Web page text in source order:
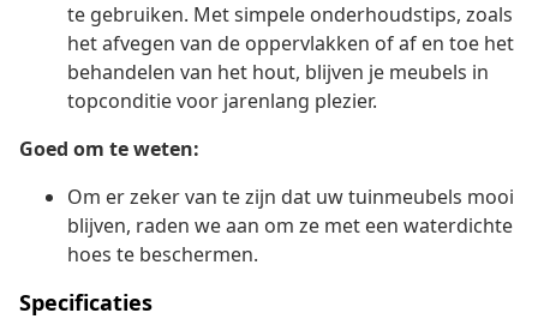
te gebruiken. Met simpele onderhoudstips, zoals
het afvegen van de oppervlakken of af en toe het
behandelen van het hout, blijven je meubels in
topconditie voor jarenlang plezier.
Goed om te weten:
Om er zeker van te zijn dat uw tuinmeubels mooi
blijven, raden we aan om ze met een waterdichte
hoes te beschermen.
Specificaties